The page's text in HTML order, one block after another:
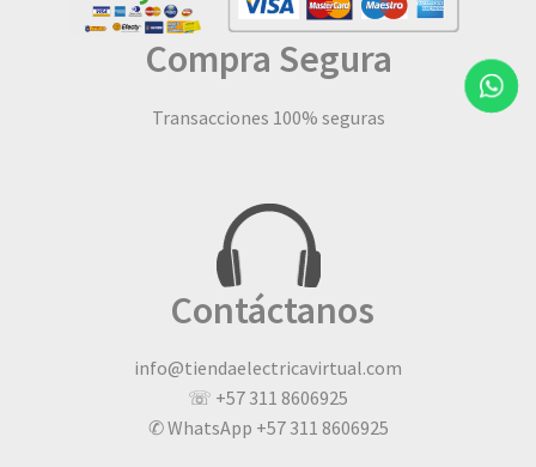
Compra Segura
Transacciones 100% seguras
Contáctanos
info@tiendaelectricavirtual.com
☏ +57 311 8606925
✆ WhatsApp +57 311 8606925